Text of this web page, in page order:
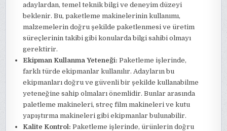
adaylardan, temel teknik bilgi ve deneyim düzeyi
beklenir. Bu, paketleme makinelerinin kullanımı,
malzemelerin doğru şekilde paketlenmesi ve üretim
süreçlerinin takibi gibi konularda bilgi sahibi olmayı
gerektirir.
Ekipman Kullanma Yeteneği: Paketleme işlerinde,
farklı türde ekipmanlar kullanılır. Adayların bu
ekipmanları doğru ve güvenli bir şekilde kullanabilme
yeteneğine sahip olmaları önemlidir. Bunlar arasında
paletleme makineleri, streç film makineleri ve kutu
yapıştırma makineleri gibi ekipmanlar bulunabilir.
Kalite Kontrol: Paketleme işlerinde, ürünlerin doğru